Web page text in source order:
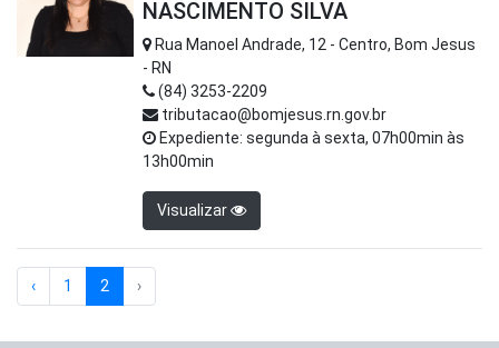
NASCIMENTO SILVA
Rua Manoel Andrade, 12 - Centro, Bom Jesus
- RN
(84) 3253-2209
tributacao@bomjesus.rn.gov.br
Expediente: segunda à sexta, 07h00min às
13h00min
Visualizar
‹ 1 2 ›